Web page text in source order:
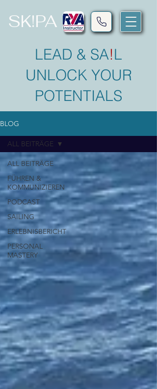
SK!PA
LEAD & SA!L
UNLOCK YOUR
POTENTIALS
BLOG
ALL BEITRÄGE
FÜHREN &
KOMMUNIZIEREN
PODCAST
SAILING
ERLEBNISBERICHT
PERSONAL
MASTERY
ALL BEITRÄGE